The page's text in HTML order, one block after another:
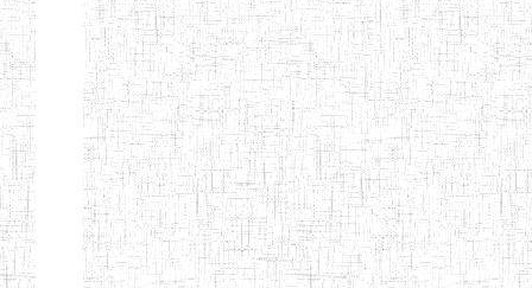
Etablissements
d'enseignement
normal